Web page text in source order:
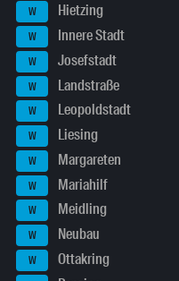
W Hietzing
W Innere Stadt
W Josefstadt
W Landstraße
W Leopoldstadt
W Liesing
W Margareten
W Mariahilf
W Meidling
W Neubau
W Ottakring